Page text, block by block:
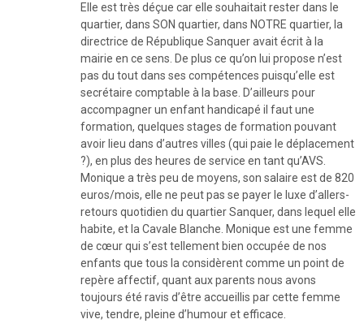
Elle est très déçue car elle souhaitait rester dans le
quartier, dans SON quartier, dans NOTRE quartier, la
directrice de République Sanquer avait écrit à la
mairie en ce sens. De plus ce qu’on lui propose n’est
pas du tout dans ses compétences puisqu’elle est
secrétaire comptable à la base. D’ailleurs pour
accompagner un enfant handicapé il faut une
formation, quelques stages de formation pouvant
avoir lieu dans d’autres villes (qui paie le déplacement
?), en plus des heures de service en tant qu’AVS.
Monique a très peu de moyens, son salaire est de 820
euros/mois, elle ne peut pas se payer le luxe d’allers-
retours quotidien du quartier Sanquer, dans lequel elle
habite, et la Cavale Blanche. Monique est une femme
de cœur qui s’est tellement bien occupée de nos
enfants que tous la considèrent comme un point de
repère affectif, quant aux parents nous avons
toujours été ravis d’être accueillis par cette femme
vive, tendre, pleine d’humour et efficace.